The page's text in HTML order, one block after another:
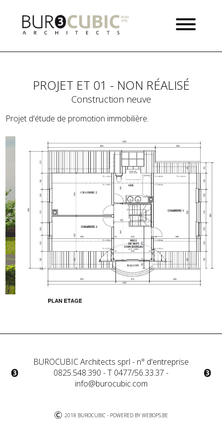
PROJET ET 01 - NON RÉALISÉ
Construction neuve
Projet d'étude de promotion immobilière.
BUROCUBIC Architects sprl - n° d'entreprise
0825.548.390 - T 0477/56.33.37 -
info@burocubic.com
2018 BUROCUBIC - POWERED BY WEBOPS.BE